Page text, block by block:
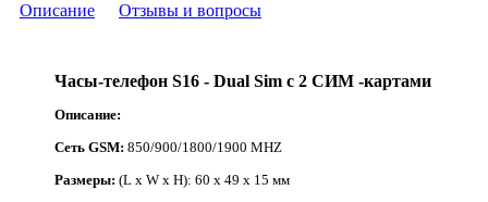
Описание Отзывы и вопросы
Часы-телефон S16 - Dual Sim с 2 СИМ -картами
Описание:
Сеть GSM: 850/900/1800/1900 MHZ
Размеры: (L х W х H): 60 х 49 х 15 мм